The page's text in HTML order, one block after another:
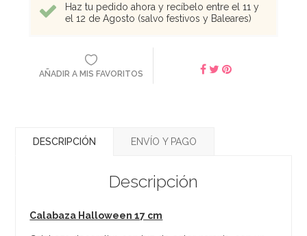
Haz tu pedido ahora y recíbelo entre el 11 y
el 12 de Agosto (salvo festivos y Baleares)
AÑADIR A MIS FAVORITOS
DESCRIPCIÓN ENVÍO Y PAGO
Descripción
Calabaza Halloween 17 cm